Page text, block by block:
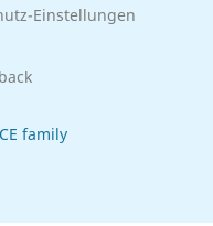
Einstellungen
family